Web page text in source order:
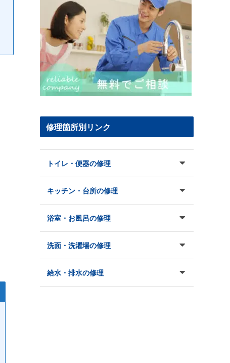
修理箇所別リンク
トイレ・便器の修理
キッチン・台所の修理
浴室・お風呂の修理
洗面・洗濯場の修理
給水・排水の修理